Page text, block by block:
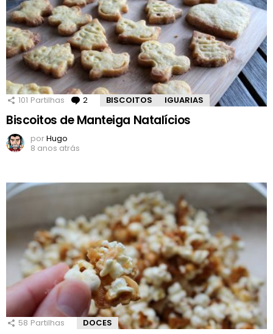
101 Partilhas 2 Comentários
BISCOITOS IGUARIAS
Biscoitos de Manteiga Natalícios
porHugo
8 anos atrás
58 Partilhas DOCES